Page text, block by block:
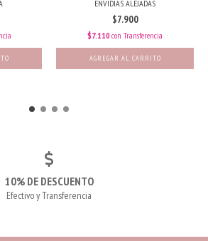
ENVIDIAS ALEJADAS
$7.900
$7.110con Transferencia
10% DE DESCUENTO
Efectivo y Transferencia